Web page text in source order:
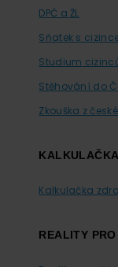
DPČ a ŽL
Sňatek s
Studium
Stěhování do
Zkouška z
Kalkulačka
REALITY